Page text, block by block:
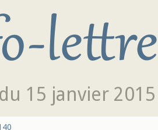
15 janvier 2015